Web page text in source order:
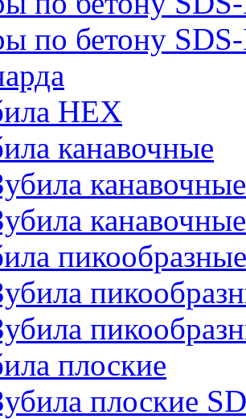
по бетону
HEX
канавочные
пикообразные
плоские
плоские